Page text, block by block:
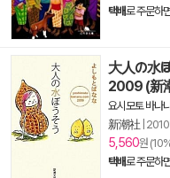
택배로 주문하
大人の水
2009 (新
요시모토 바나
新潮社
5,560원
택배로 주문하